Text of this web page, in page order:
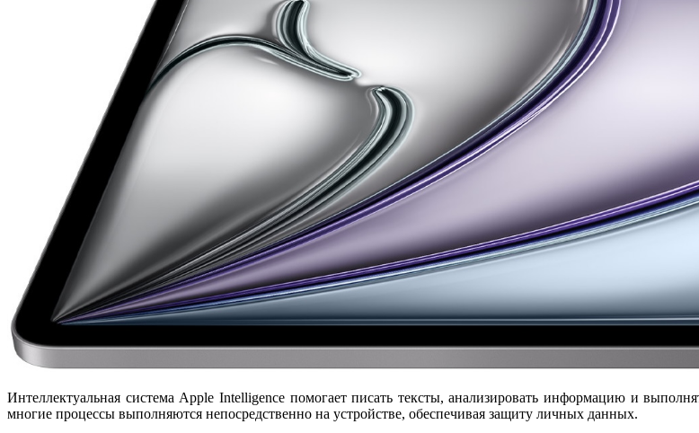
Интеллектуальная системаApple Intelligenceпомогает писать тексты, анализировать информацию и
многие процессы выполняются непосредственно на устройстве, обеспечивая защиту личных данных.